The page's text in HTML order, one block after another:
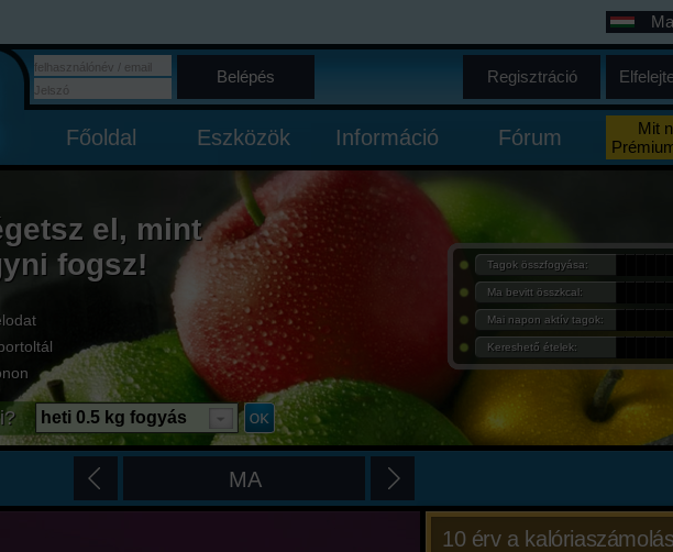
Belépés Regisztráció
Főoldal Eszközök Információ Fórum
Mit
el, mint
fogsz!
Tagok összfogyása:
Ma bevitt összkcal:
Mai napon aktív tagok:
Kereshető ételek:
heti 0.5 kg fogyás
MA
10 érv a